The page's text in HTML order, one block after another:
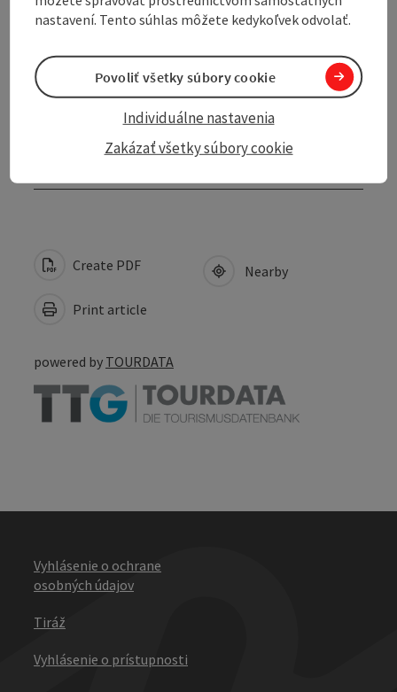
Arrival
Suitability
Accessibility
Create PDF
Print article
Nearby
powered by TOURDATA
Vyhlásenie o ochrane
osobných údajov
Tiráž
Vyhlásenie o prístupnosti
nastavení. Tento súhlas môžete kedykoľvek odvolať.
Zakázať všetky súbory cookie
Individuálne nastavenia
Povoliť všetky súbory cookie